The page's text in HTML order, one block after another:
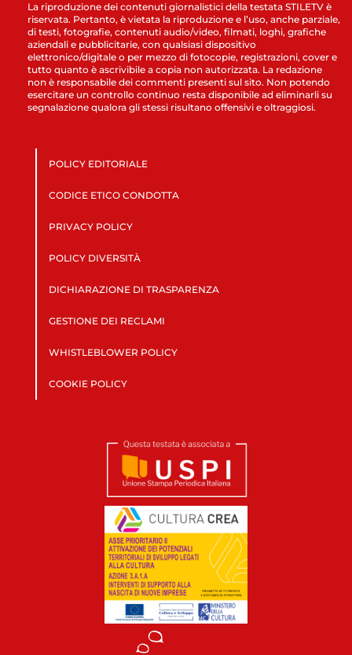
La riproduzione dei contenuti giornalistici della testata STILETV è
riservata. Pertanto, è vietata la riproduzione e l’uso, anche parziale,
di testi, fotografie, contenuti audio/video, filmati, loghi, grafiche
aziendali e pubblicitarie, con qualsiasi dispositivo
elettronico/digitale o per mezzo di fotocopie, registrazioni, cover e
tutto quanto è ascrivibile a copia non autorizzata. La redazione
non è responsabile dei commenti presenti sul sito. Non potendo
esercitare un controllo continuo resta disponibile ad eliminarli su
segnalazione qualora gli stessi risultano offensivi e oltraggiosi.
POLICY EDITORIALE
CODICE ETICO CONDOTTA
PRIVACY POLICY
POLICY DIVERSITÀ
DICHIARAZIONE DI TRASPARENZA
GESTIONE DEI RECLAMI
WHISTLEBLOWER POLICY
COOKIE POLICY